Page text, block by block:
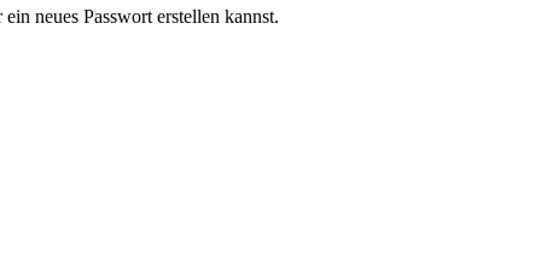
neues Passwort erstellen kannst.